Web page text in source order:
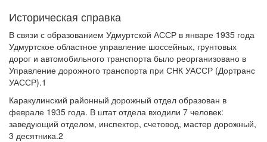
Историческая справка
В связи с образованием Удмуртской АССР в январе 1935 года
Удмуртское областное управление шоссейных, грунтовых
дорог и автомобильного транспорта было реорганизовано в
Управление дорожного транспорта при СНК УАССР (Дортранс
УАССР).1
Каракулинский районный дорожный отдел образован в
феврале 1935 года. В штат отдела входили 7 человек:
заведующий отделом, инспектор, счетовод, мастер дорожный,
3 десятника.2